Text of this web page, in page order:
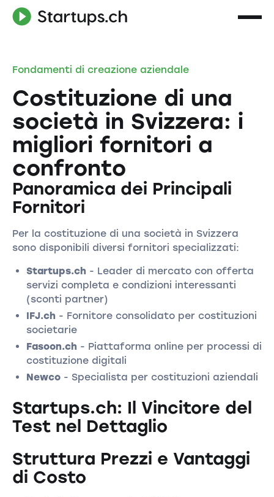
Fondamenti di creazione aziendale
Costituzione di una
società in Svizzera: i
migliori fornitori a
confronto
Panoramica dei Principali
Fornitori
Per la costituzione di una società in Svizzera
sono disponibili diversi fornitori specializzati:
Startups.ch - Leader di mercato con offerta
servizi completa e condizioni interessanti
(sconti partner)
IFJ.ch - Fornitore consolidato per costituzioni
societarie
Fasoon.ch - Piattaforma online per processi di
costituzione digitali
Newco - Specialista per costituzioni aziendali
Startups.ch: Il Vincitore del
Test nel Dettaglio
Struttura Prezzi e Vantaggi
di Costo